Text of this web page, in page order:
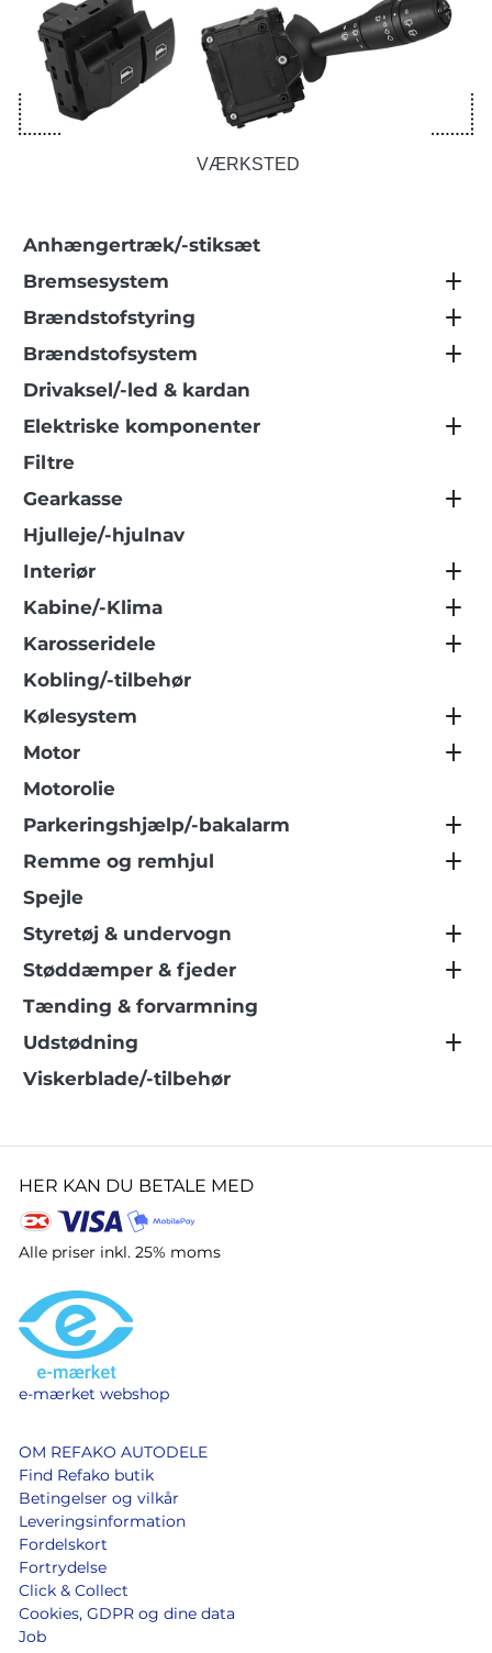
VÆRKSTED
Anhængertræk/-stiksæt
Bremsesystem
Brændstofstyring
Brændstofsystem
Drivaksel/-led & kardan
Elektriske komponenter
Filtre
Gearkasse
Hjulleje/-hjulnav
Interiør
Kabine/-Klima
Karosseridele
Kobling/-tilbehør
Kølesystem
Motor
Motorolie
Parkeringshjælp/-bakalarm
Remme og remhjul
Spejle
Styretøj & undervogn
Støddæmper & fjeder
Tænding & forvarmning
Udstødning
Viskerblade/-tilbehør
HER KAN DU BETALE MED
Alle priser inkl. 25% moms
e-mærket webshop
OM REFAKO AUTODELE
Find Refako butik
Betingelser og vilkår
Leveringsinformation
Fordelskort
Fortrydelse
Click & Collect
Cookies, GDPR og dine data
Job